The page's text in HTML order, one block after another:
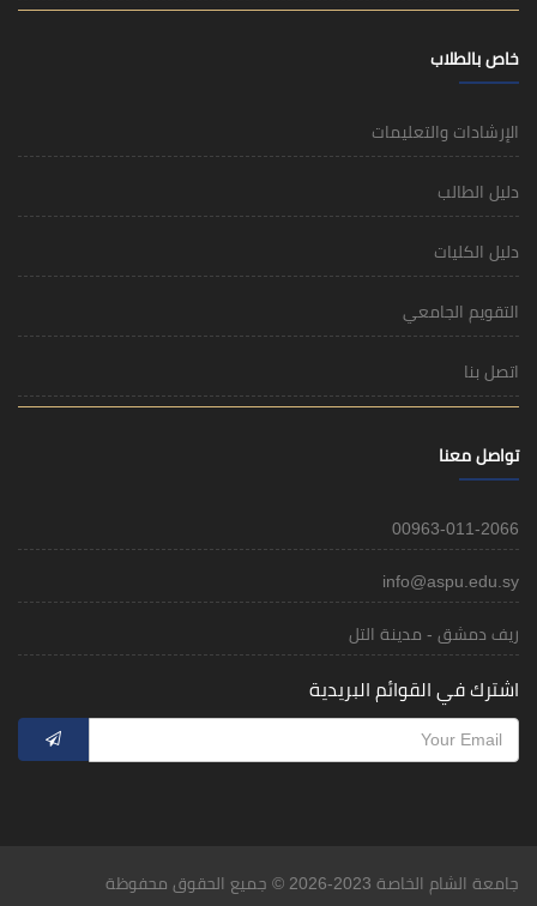
خاص بالطلاب
الإرشادات والتعليمات
دليل الطالب
دليل الكليات
التقويم الجامعي
اتصل بنا
تواصل معنا
00963-011-2066
info@aspu.edu.sy
ريف دمشق - مدينة التل
اشترك في القوائم البريدية
جامعة الشام الخاصة 2023-2026 © جميع الحقوق محفوظة